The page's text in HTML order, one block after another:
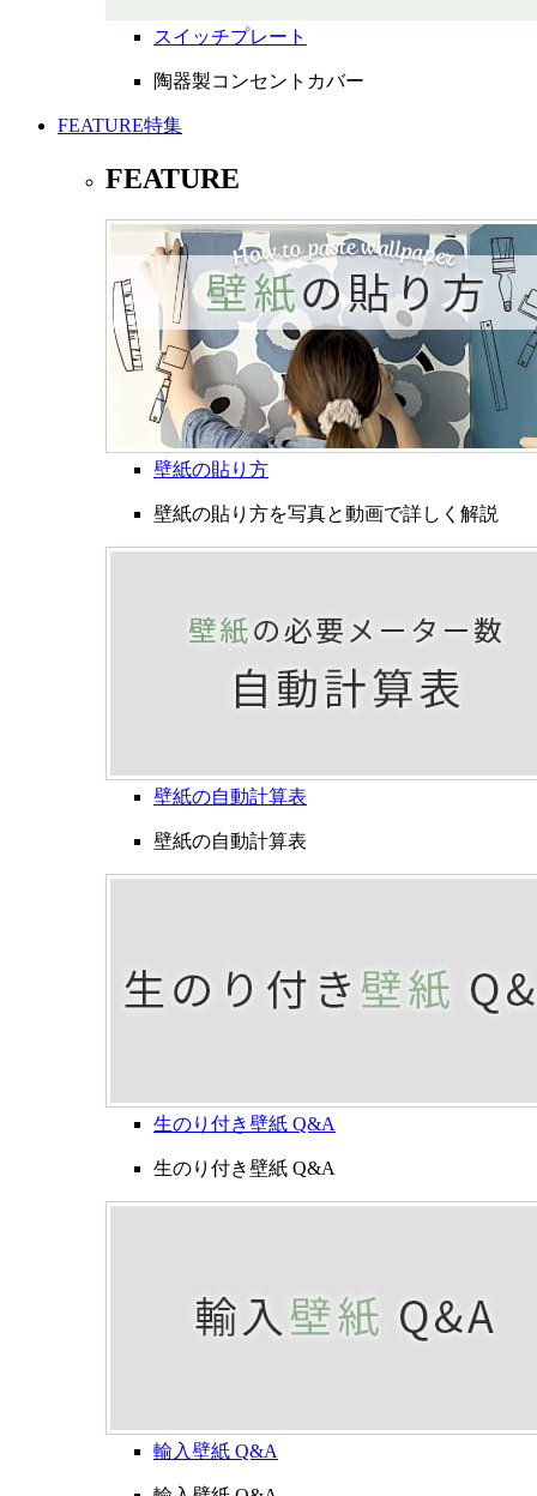
スイッチプレート
陶器製コンセントカバー
FEATURE特集
FEATURE
壁紙の貼り方
壁紙の貼り方を写真と動画で詳しく解説
壁紙の自動計算表
壁紙の自動計算表
生のり付き壁紙 Q&A
生のり付き壁紙 Q&A
輸入壁紙 Q&A